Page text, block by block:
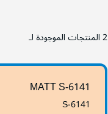
2المنتجات الموجودة لـ
MATT S-6141
S-6141